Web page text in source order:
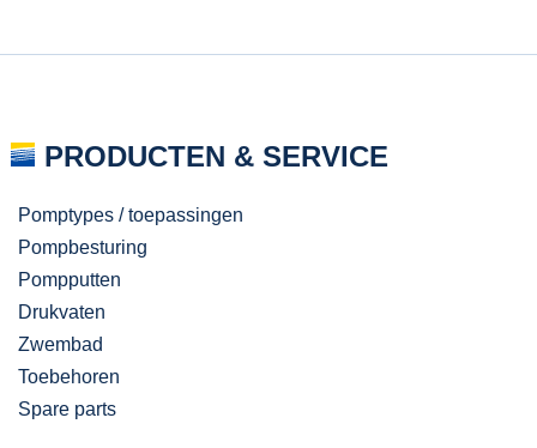
PRODUCTEN & SERVICE
Pomptypes / toepassingen
Pompbesturing
Pompputten
Drukvaten
Zwembad
Toebehoren
Spare parts